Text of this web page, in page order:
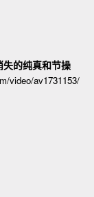
的纯真和节操
video/av1731153/